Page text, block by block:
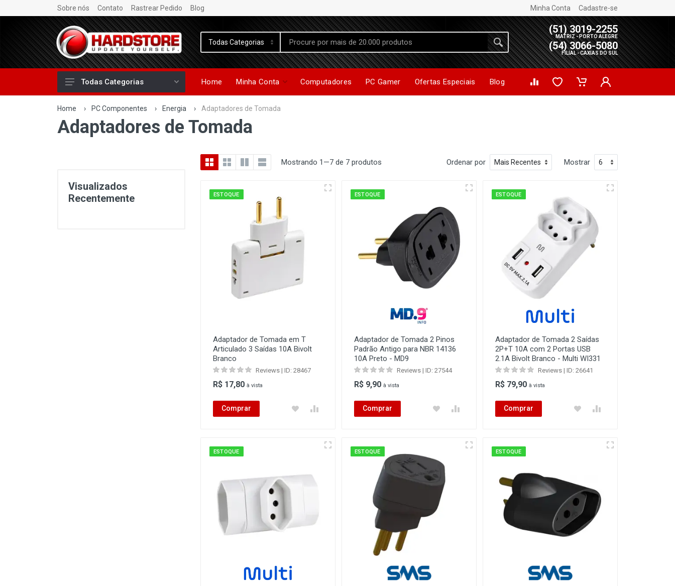
Sobre nós Contato Rastrear Pedido Blog Minha Conta Cadastre-se
(51) 3019-2255
MATRIZ - PORTO ALEGRE
(54) 3066-5080
FILIAL - CAXIAS DO SUL
Todas Categorias Home Minha Conta Computadores PC Gamer Ofertas Especiais Blog
Home › PC Componentes › Energia › Adaptadores de Tomada
Adaptadores de Tomada
Visualizados
Recentemente
Mostrando 1—7 de 7 produtos Ordenar por Mostrar
ESTOQUE
Adaptador de Tomada em T
Articulado 3 Saídas 10A Bivolt
Branco
Reviews | ID: 28467
R$ 17,80 à vista
Comprar
ESTOQUE
Adaptador de Tomada 2 Pinos
Padrão Antigo para NBR 14136
10A Preto - MD9
Reviews | ID: 27544
R$ 9,90 à vista
Comprar
ESTOQUE
Adaptador de Tomada 2 Saídas
2P+T 10A com 2 Portas USB
2.1A Bivolt Branco - Multi WI331
Reviews | ID: 26641
R$ 79,90 à vista
Comprar
ESTOQUE ESTOQUE ESTOQUE